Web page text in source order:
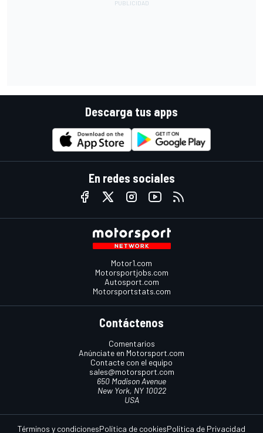
Descarga tus apps
En redes sociales
Motor1.com
Motorsportjobs.com
Autosport.com
Motorsportstats.com
Contáctenos
Comentarios
Anúnciate en Motorsport.com
Contacte con el equipo
sales@motorsport.com
650 Madison Avenue
New York, NY 10022
USA
Términos y condicionesPolítica de cookiesPolítica de Privacidad